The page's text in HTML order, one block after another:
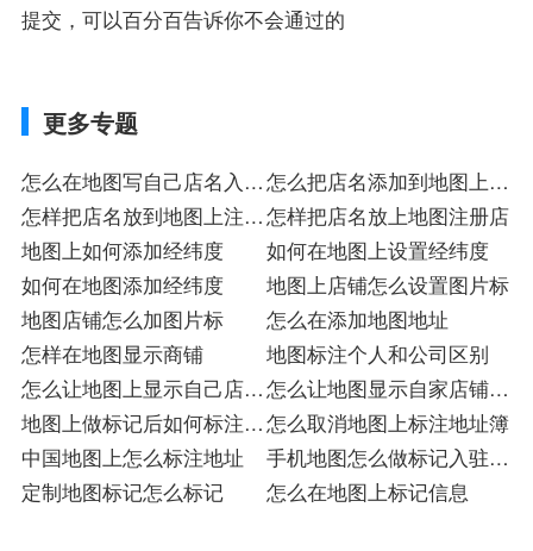
提交，可以百分百告诉你不会通过的
更多专题
怎么在地图写自己店名入驻
店
怎么把店名添加到地图上入
驻
怎样把店名放到地图上注册
店
怎样把店名放上地图注册店
地图上如何添加经纬度
如何在地图上设置经纬度
如何在地图添加经纬度
地图上店铺怎么设置图片标
地图店铺怎么加图片标
怎么在添加地图地址
怎样在地图显示商铺
地图标注个人和公司区别
怎么让地图上显示自己店铺
入驻
怎么让地图显示自家店铺入
驻
地图上做标记后如何标注入
驻标
怎么取消地图上标注地址簿
中国地图上怎么标注地址
手机地图怎么做标记入驻注
册
定制地图标记怎么标记 怎么在地图上标记信息